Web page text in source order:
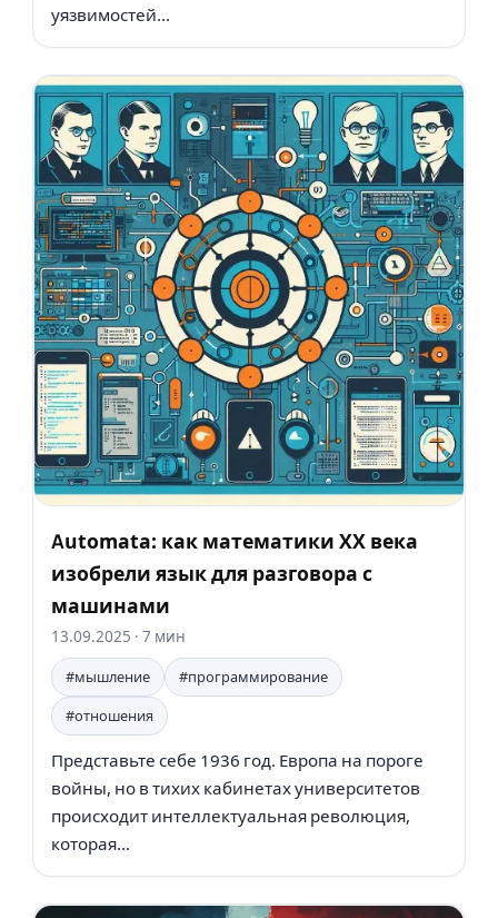
уязвимостей...
Automata: как математики XX века
изобрели язык для разговора с
машинами
13.09.2025 · 7 мин
#мышление
#программирование
#отношения
Представьте себе 1936 год. Европа на пороге
войны, но в тихих кабинетах университетов
происходит интеллектуальная революция,
которая...